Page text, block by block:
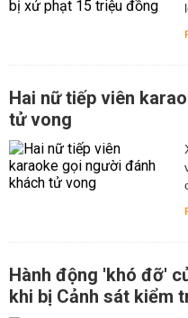
Hai nữ tiếp viên
tử vong
Hành động 'khó đỡ'
khi bị Cảnh sát kiểm